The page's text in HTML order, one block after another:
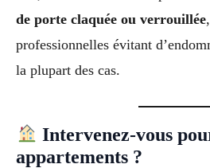
de porte claquée ou verrouillée
professionnelles évitant
la plupart des cas.
Intervenez-vous
appartements ?